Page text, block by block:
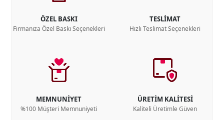
ÖZEL BASKI
Firmanıza Özel Baskı Seçenekleri
TESLİMAT
Hızlı Teslimat Seçenekleri
MEMNUNİYET
%100 Müşteri Memnuniyeti
ÜRETİM KALİTESİ
Kaliteli Üretimle Güven